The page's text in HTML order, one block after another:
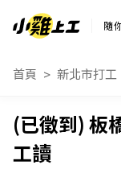
隨
首頁 新北市打工
板
工讀